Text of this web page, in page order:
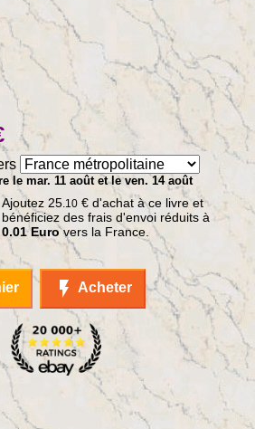
le mar. 11 août et le ven. 14 août
Ajoutez25 .10 € d'achat à ce livre et
bénéficiez des frais d'envoi réduits à
0.01 Eurovers la France.
flash_on Acheter